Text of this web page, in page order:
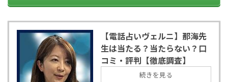
【電話占いヴェルニ】那海先
生は当たる？当たらない？口
コミ・評判【徹底調査】
続きを見る